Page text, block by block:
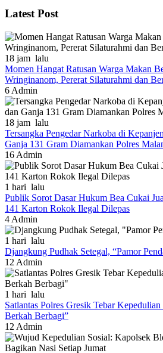
Latest Post
18 jam lalu
Momen Hangat Ratusan Warga Makan
Wringinanom, Pererat Silaturahmi dan
6 Admin
18 jam lalu
Tersangka Pengedar Narkoba di
Ganja 131 Gram Diamankan Polres
16 Admin
1 hari lalu
Publik Sorot Dasar Hukum Bea Cukai
141 Karton Rokok Ilegal Dilepas
4 Admin
1 hari lalu
Djangkung Pudhak Setegal, “Pamor
12 Admin
1 hari lalu
Satlantas Polres Gresik Tebar
Berkah Berbagi”
12 Admin